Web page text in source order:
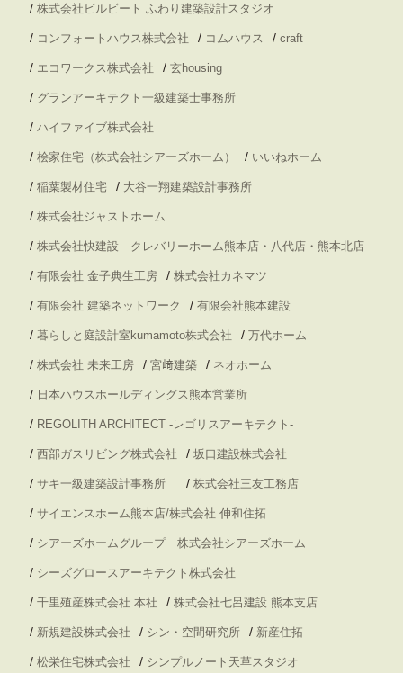
/ 株式会社ビルビート ふわり建築設計スタジオ
/ コンフォートハウス株式会社 / コムハウス / craft
/ エコワークス株式会社 / 玄housing
/ グランアーキテクト一級建築士事務所
/ ハイファイブ株式会社
/ 桧家住宅（株式会社シアーズホーム） / いいねホーム
/ 稲葉製材住宅 / 大谷一翔建築設計事務所
/ 株式会社ジャストホーム
/ 株式会社快建設 クレバリーホーム熊本店・八代店・熊本北店
/ 有限会社 金子典生工房 / 株式会社カネマツ
/ 有限会社 建築ネットワーク / 有限会社熊本建設
/ 暮らしと庭設計室kumamoto株式会社 / 万代ホーム
/ 株式会社 未来工房 / 宮﨑建築 / ネオホーム
/ 日本ハウスホールディングス熊本営業所
/ REGOLITH ARCHITECT -レゴリスアーキテクト-
/ 西部ガスリビング株式会社 / 坂口建設株式会社
/ サキ一級建築設計事務所 / 株式会社三友工務店
/ サイエンスホーム熊本店/株式会社 伸和住拓
/ シアーズホームグループ 株式会社シアーズホーム
/ シーズグロースアーキテクト株式会社
/ 千里殖産株式会社 本社 / 株式会社七呂建設 熊本支店
/ 新規建設株式会社 / シン・空間研究所 / 新産住拓
/ 松栄住宅株式会社 / シンプルノート天草スタジオ